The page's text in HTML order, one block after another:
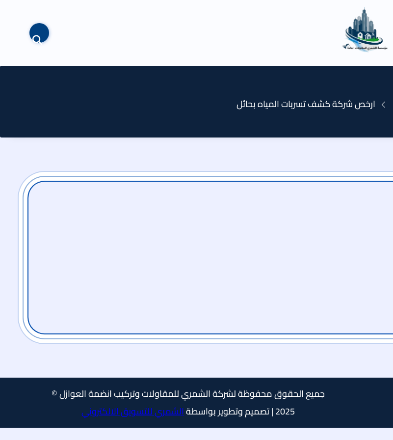
ارخص شركة كشف تسربات المياه بحائل
جميع الحقوق محفوظة لشركة الشمري للمقاولات وتركيب انضمة العوازل ©
2025 | تصميم وتطوير بواسطة
الشمري للتسويق الالكتروني